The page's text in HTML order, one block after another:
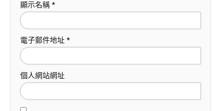
顯示名稱 *
電子郵件地址 *
個人網站網址